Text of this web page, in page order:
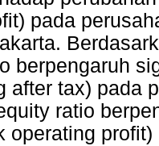
pada
berpengaruh
after tax) pada
ratio
operating